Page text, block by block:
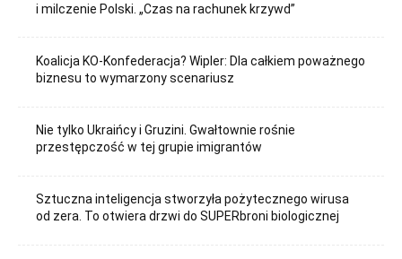
i milczenie Polski. „Czas na rachunek krzywd”
Koalicja KO-Konfederacja? Wipler: Dla całkiem poważnego
biznesu to wymarzony scenariusz
Nie tylko Ukraińcy i Gruzini. Gwałtownie rośnie
przestępczość w tej grupie imigrantów
Sztuczna inteligencja stworzyła pożytecznego wirusa
od zera. To otwiera drzwi do SUPERbroni biologicznej